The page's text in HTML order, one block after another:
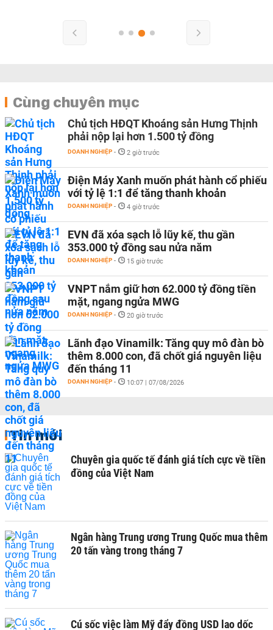
Cùng chuyên mục
Chủ tịch HĐQT Khoáng sản Hưng Thịnh
phải nộp lại hơn 1.500 tỷ đồng
DOANH NGHIỆP - 2 giờ trước
Điện Máy Xanh muốn phát hành cổ phiếu
với tỷ lệ 1:1 để tăng thanh khoản
DOANH NGHIỆP - 4 giờ trước
EVN đã xóa sạch lỗ lũy kế, thu gần
353.000 tỷ đồng sau nửa năm
DOANH NGHIỆP - 15 giờ trước
VNPT nắm giữ hơn 62.000 tỷ đồng tiền
mặt, ngang ngửa MWG
DOANH NGHIỆP - 20 giờ trước
Lãnh đạo Vinamilk: Tăng quy mô đàn bò
thêm 8.000 con, đã chốt giá nguyên liệu
đến tháng 11
DOANH NGHIỆP - 10:07 | 07/08/2026
Tin mới
Chuyên gia quốc tế đánh giá tích cực về tiền
đồng của Việt Nam
Ngân hàng Trung ương Trung Quốc mua thêm
20 tấn vàng trong tháng 7
Cú sốc việc làm Mỹ đẩy đồng USD lao dốc